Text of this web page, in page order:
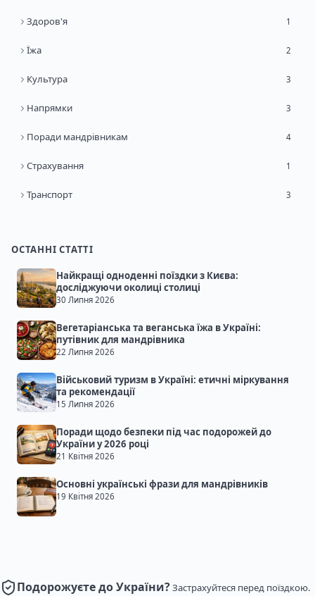
Здоров'я 1
Їжа 2
Культура 3
Напрямки 3
Поради мандрівникам 4
Страхування 1
Транспорт 3
ОСТАННІ СТАТТІ
Найкращі одноденні поїздки з Києва:
досліджуючи околиці столиці
30 Липня 2026
Вегетаріанська та веганська їжа в Україні:
путівник для мандрівника
22 Липня 2026
Військовий туризм в Україні: етичні міркування
та рекомендації
15 Липня 2026
Поради щодо безпеки під час подорожей до
України у 2026 році
21 Квітня 2026
Основні українські фрази для мандрівників
19 Квітня 2026
Подорожуєте до України?Застрахуйтеся перед поїздкою.